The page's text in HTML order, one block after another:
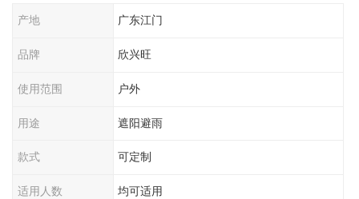
产地 广东江门
品牌 欣兴旺
使用范围 户外
用途 遮阳避雨
款式 可定制
适用人数 均可适用